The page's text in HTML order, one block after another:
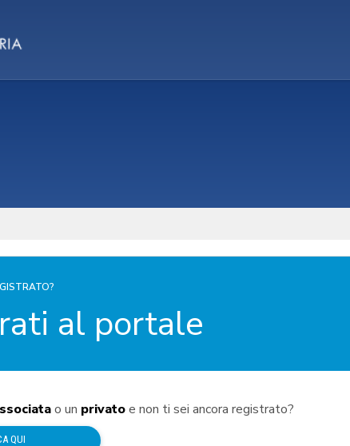
al portale
o un privatoe non ti sei ancora registrato?
QUI